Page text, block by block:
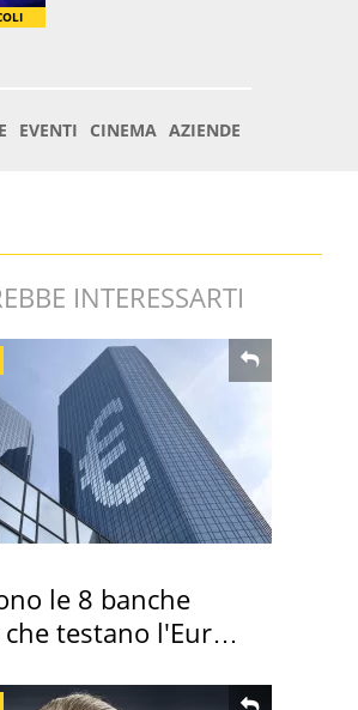
INTERESSARTI
le 8 banche
testano l'Euro